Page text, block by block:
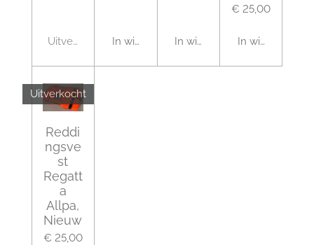
Uitverkocht In winkelwagenIn winkelwagen
€ 25,00
In winkelwagen
Uitverkocht
Reddi
ngsve
st
Regatt
a
Allpa,
Nieuw
€ 25,00